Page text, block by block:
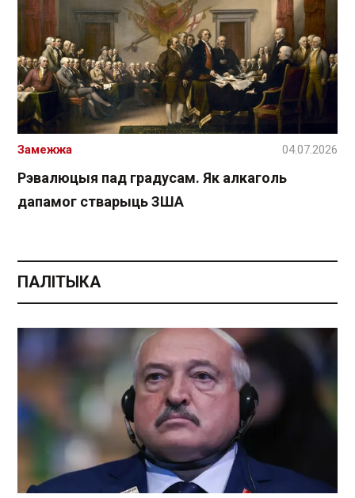
Рэвалюцыя пад градусам. Як алкаголь
дапамог стварыць ЗША
Замежжа 04.07.2026
ПАЛІТЫКА